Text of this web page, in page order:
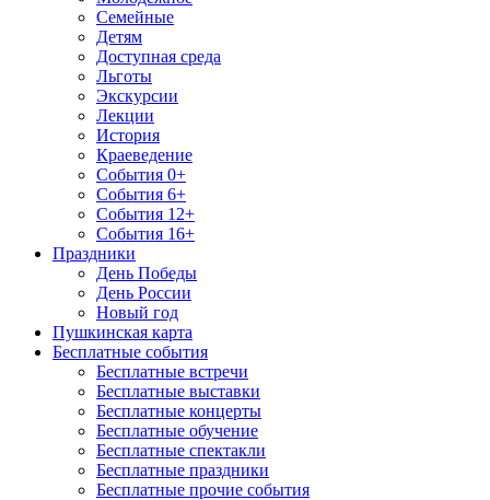
Семейные
Детям
Доступная среда
Льготы
Экскурсии
Лекции
История
Краеведение
События 0+
События 6+
События 12+
События 16+
Праздники
День Победы
День России
Новый год
Пушкинская карта
Бесплатные события
Бесплатные встречи
Бесплатные выставки
Бесплатные концерты
Бесплатные обучение
Бесплатные спектакли
Бесплатные праздники
Бесплатные прочие события